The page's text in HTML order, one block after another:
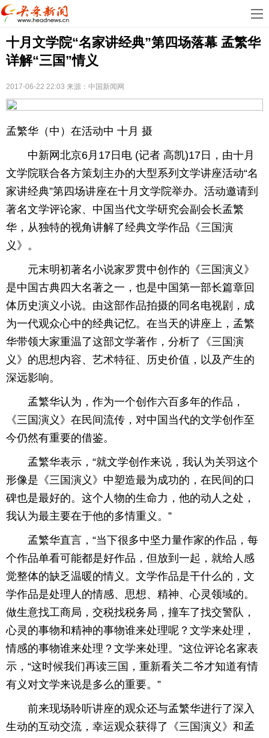
首
页
娱
乐
科
汽
育
健
康
生
育
育
儿
旅
游
游
戏
快
十月文学院“名家讲经典”第四场落幕 孟繁华
详解“三国”情义
2017-06-22 22:03 来源：中国新闻网
孟繁华（中）在活动中 十月 摄
中新网北京6月17日电 (记者 高凯)17日，由十月
文学院联合各方策划主办的大型系列文学讲座活动“名
家讲经典”第四场讲座在十月文学院举办。活动邀请到
著名文学评论家、中国当代文学研究会副会长孟繁
华，从独特的视角讲解了经典文学作品《三国演
义》。
元末明初著名小说家罗贯中创作的《三国演义》
是中国古典四大名著之一，也是中国第一部长篇章回
体历史演义小说。由这部作品拍摄的同名电视剧，成
为一代观众心中的经典记忆。在当天的讲座上，孟繁
华带领大家重温了这部文学著作，分析了《三国演
义》的思想内容、艺术特征、历史价值，以及产生的
深远影响。
孟繁华认为，作为一个创作六百多年的作品，
《三国演义》在民间流传，对中国当代的文学创作至
今仍然有重要的借鉴。
孟繁华表示，“就文学创作来说，我认为关羽这个
形像是《三国演义》中塑造最为成功的，在民间的口
碑也是最好的。这个人物的生命力，他的动人之处，
我认为最主要在于他的多情重义。”
孟繁华直言，“当下很多中坚力量作家的作品，每
个作品单看可能都是好作品，但放到一起，就给人感
觉整体的缺乏温暖的情义。文学作品是干什么的，文
学作品是处理人的情感、思想、精神、心灵领域的。
做生意找工商局，交税找税务局，撞车了找交警队，
心灵的事物和精神的事物谁来处理呢？文学来处理，
情感的事物谁来处理？文学来处理。”这位评论名家表
示，“这时候我们再读三国，重新看关二爷才知道有情
有义对文学来说是多么的重要。”
前来现场聆听讲座的观众还与孟繁华进行了深入
生动的互动交流，幸运观众获得了《三国演义》和孟